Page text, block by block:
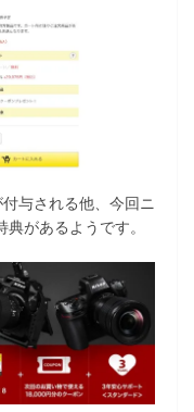
与される他、今回ニ
があるようです。